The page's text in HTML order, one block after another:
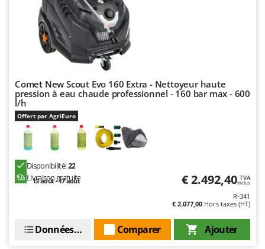
Zanon
Zephir
ZGrills
Zomax
Comet New Scout Evo 160 Extra - Nettoyeur haute
pression à eau chaude professionnel - 160 bar max - 600
l/h
Offert par AgriEuro
Disponibilité:22
Livraison gratuite
13 août - 17 août € 2.492,40 TVA
Inclus
R-341
€ 2.077,00 Hors taxes (HT)
Ajouter
Comparer
Données techniques